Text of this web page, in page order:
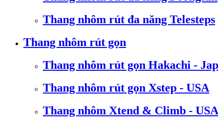
Thang nhôm rút đa năng Telesteps
Thang nhôm rút gọn
Thang nhôm rút gọn Hakachi -
Thang nhôm rút gọn Xstep - USA
Thang nhôm Xtend & Climb - USA